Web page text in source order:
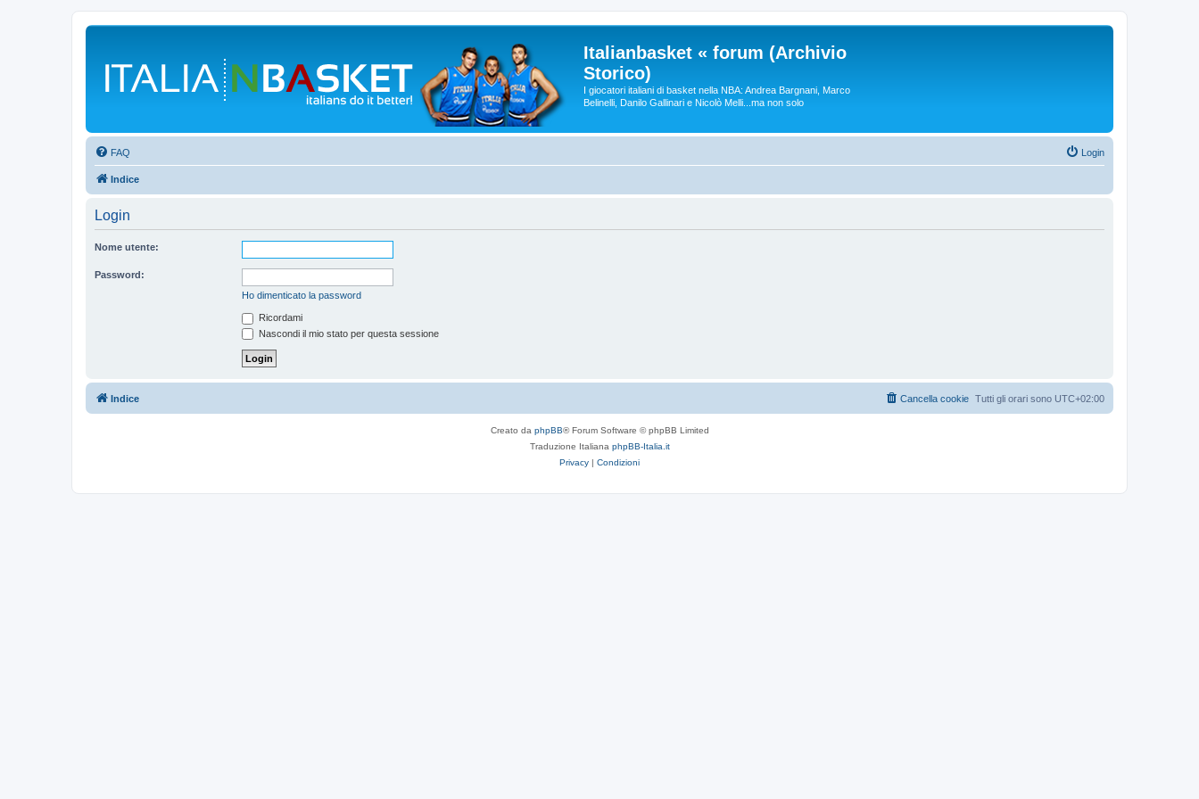
Italianbasket « forum (Archivio
Storico)
I giocatori italiani di basket nella NBA: Andrea Bargnani, Marco
Belinelli, Danilo Gallinari e Nicolò Melli...ma non solo
FAQ Login
Indice
Login
Nome utente:
Password:
Ho dimenticato la password
Ricordami
Nascondi il mio stato per questa sessione
Indice Tutti gli orari sono UTC+02:00
Cancella cookie
Creato da phpBB® Forum Software © phpBB Limited
Traduzione Italiana phpBB-Italia.it
Privacy | Condizioni